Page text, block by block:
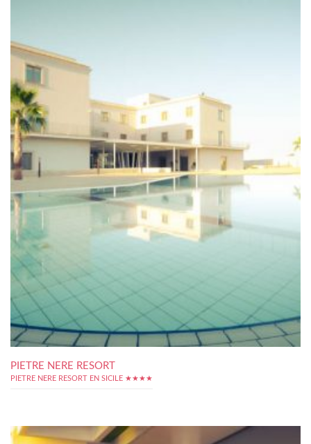
PIETRE NERE RESORT
PIETRE NERE RESORT EN SICILE ★★★★